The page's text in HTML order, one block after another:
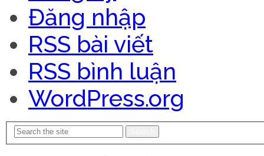
Đăng nhập
RSS bài viết
RSS bình luận
WordPress.org